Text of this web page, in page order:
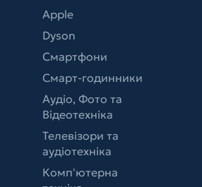
Apple
Dyson
Смартфони
Смарт-годинники
Аудіо, Фото та
Відеотехніка
Телевізори та
аудіотехніка
Комп'ютерна